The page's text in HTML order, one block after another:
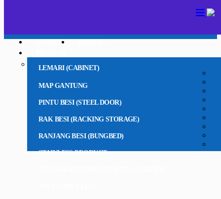
LEMARI (CABINET)
MAP GANTUNG
PINTU BESI (STEEL DOOR)
RAK BESI (RACKING STORAGE)
RANJANG BESI (BUNGBED)
STAINLESS PRODUCT